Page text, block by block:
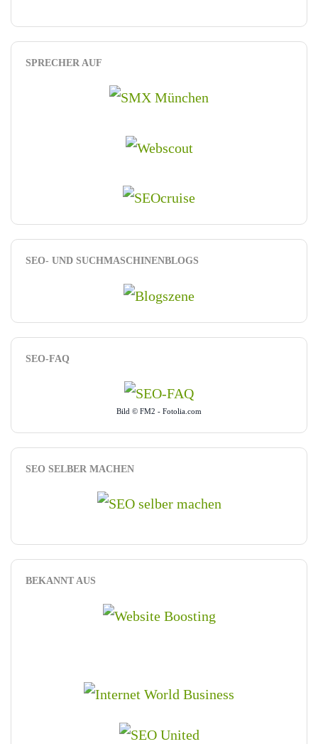
SPRECHER AUF
SEO- UND SUCHMASCHINENBLOGS
SEO-FAQ
Bild © FM2 - Fotolia.com
SEO SELBER MACHEN
BEKANNT AUS